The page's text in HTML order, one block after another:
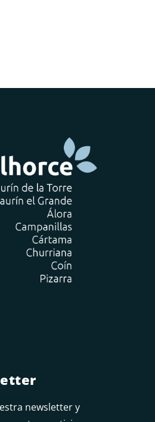
newsletter y